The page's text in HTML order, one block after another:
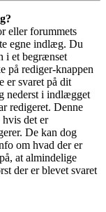
eller forummets
egne indlæg. Du
i et begrænset
på rediger-knappen
er svaret på dit
nederst i indlægget
redigeret. Denne
det er
De kan dog
om hvad der er
at almindelige
der er blevet svaret